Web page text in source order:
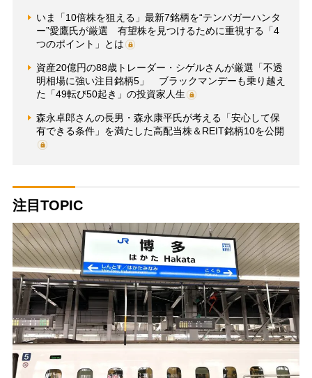
いま「10倍株を狙える」最新7銘柄を“テンバガーハンタ
ー”愛鷹氏が厳選 有望株を見つけるために重視する「4
つのポイント」とは
資産20億円の88歳トレーダー・シゲルさんが厳選「不透
明相場に強い注目銘柄5」 ブラックマンデーも乗り越え
た「49転び50起き」の投資家人生
森永卓郎さんの長男・森永康平氏が考える「安心して保
有できる条件」を満たした高配当株＆REIT銘柄10を公開
注目TOPIC